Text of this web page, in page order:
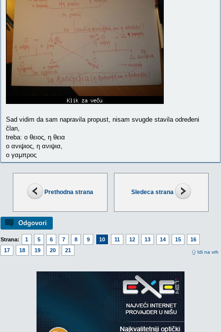
Prethodna strana Sledeca strana
Odgovori
Strana: 1 5 6 7 8 9 10 11 12 13 14 15
16
17
18 19 20 21 Idi na vrh
Sad vidim da sam napravila propust, nisam svugde stavila određeni
član,
treba: ο θειος, η θεια
ο ανιψιος, η ανιψια,
ο γαμπρος